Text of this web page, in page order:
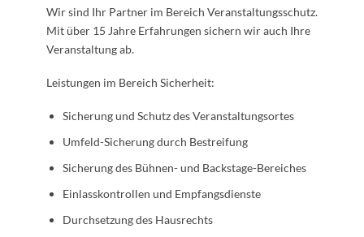
Wir sind Ihr Partner im Bereich Veranstaltungsschutz.
Mit über 15 Jahre Erfahrungen sichern wir auch Ihre
Veranstaltung ab.
Leistungen im Bereich Sicherheit:
Sicherung und Schutz des Veranstaltungsortes
Umfeld-Sicherung durch Bestreifung
Sicherung des Bühnen- und Backstage-Bereiches
Einlasskontrollen und Empfangsdienste
Durchsetzung des Hausrechts